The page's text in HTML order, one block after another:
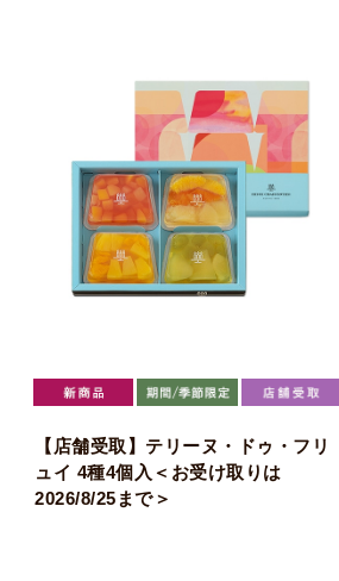
【店舗受取】テリーヌ・ドゥ・フリ
ュイ 4種4個入＜お受け取りは
2026/8/25まで＞